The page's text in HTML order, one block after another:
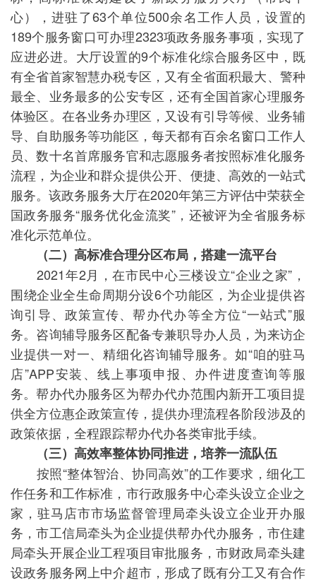
心），进驻了63个单位500余名工作人员，设置的
189个服务窗口可办理2323项政务服务事项，实现了
应进必进。大厅设置的9个标准化综合服务区中，既
有全省首家智慧办税专区，又有全省面积最大、警种
最全、业务最多的公安专区，还有全国首家心理服务
体验区。在各业务办理区，又设有引导等候、业务辅
导、自助服务等功能区，每天都有百余名窗口工作人
员、数十名首席服务官和志愿服务者按照标准化服务
流程，为企业和群众提供公开、便捷、高效的一站式
服务。该政务服务大厅在2020年第三方评估中荣获全
国政务服务“服务优化金流奖”，还被评为全省服务标
准化示范单位。
（二）高标准合理分区布局，搭建一流平台
2021年2月，在市民中心三楼设立“企业之家”，
围绕企业全生命周期分设6个功能区，为企业提供咨
询引导、政策宣传、帮办代办等全方位“一站式”服
务。咨询辅导服务区配备专兼职导办人员，为来访企
业提供一对一、精细化咨询辅导服务。如“咱的驻马
店”APP安装、线上事项申报、办件进度查询等服
务。帮办代办服务区为帮办代办范围内新开工项目提
供全方位惠企政策宣传，提供办理流程各阶段涉及的
政策依据，全程跟踪帮办代办各类审批手续。
（三）高效率整体协同推进，培养一流队伍
按照“整体智治、协同高效”的工作要求，细化工
作任务和工作标准，市行政服务中心牵头设立企业之
家，驻马店市市场监督管理局牵头设立企业开办服
务，市工信局牵头为企业提供帮办代办服务，市住建
局牵头开展企业工程项目审批服务，市财政局牵头建
设政务服务网上中介超市，形成了既有分工又有合作